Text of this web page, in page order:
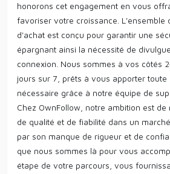
honorons cet engagement en vous
favoriser votre croissance. L'ensemble
d'achat est conçu pour garantir une
épargnant ainsi la nécessité de
connexion. Nous sommes à vos côtés
jours sur 7, prêts à vous apporter toute
nécessaire grâce à notre équipe de
Chez OwnFollow, notre ambition est
de qualité et de fiabilité dans un
par son manque de rigueur et de
que nous sommes là pour vous
étape de votre parcours, vous